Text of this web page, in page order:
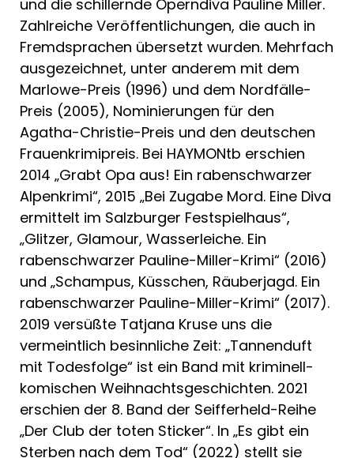
und die schillernde Operndiva Pauline Miller.
Zahlreiche Veröffentlichungen, die auch in
Fremdsprachen übersetzt wurden. Mehrfach
ausgezeichnet, unter anderem mit dem
Marlowe-Preis (1996) und dem Nordfälle-
Preis (2005), Nominierungen für den
Agatha-Christie-Preis und den deutschen
Frauenkrimipreis. Bei HAYMONtb erschien
2014 „Grabt Opa aus! Ein rabenschwarzer
Alpenkrimi“, 2015 „Bei Zugabe Mord. Eine Diva
ermittelt im Salzburger Festspielhaus“,
„Glitzer, Glamour, Wasserleiche. Ein
rabenschwarzer Pauline-Miller-Krimi“ (2016)
und „Schampus, Küsschen, Räuberjagd. Ein
rabenschwarzer Pauline-Miller-Krimi“ (2017).
2019 versüßte Tatjana Kruse uns die
vermeintlich besinnliche Zeit: „Tannenduft
mit Todesfolge“ ist ein Band mit kriminell-
komischen Weihnachtsgeschichten. 2021
erschien der 8. Band der Seifferheld-Reihe
„Der Club der toten Sticker“. In „Es gibt ein
Sterben nach dem Tod“ (2022) stellt sie